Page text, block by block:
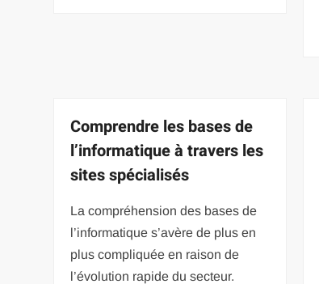
Comprendre les bases de
l’informatique à travers les
sites spécialisés
La compréhension des bases de
l’informatique s’avère de plus en
plus compliquée en raison de
l’évolution rapide du secteur.